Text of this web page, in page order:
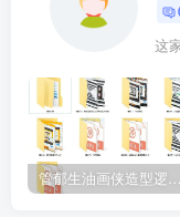
这
管郁生油画侠造型逻辑班第一期2019年5月【高清不缺课】